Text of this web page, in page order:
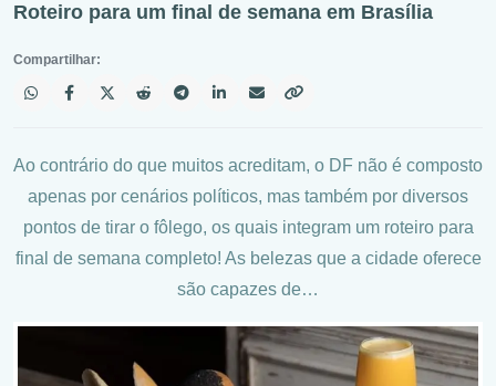
Roteiro para um final de semana em Brasília
Compartilhar:
Ao contrário do que muitos acreditam, o DF não é composto
apenas por cenários políticos, mas também por diversos
pontos de tirar o fôlego, os quais integram um roteiro para
final de semana completo! As belezas que a cidade oferece
são capazes de…